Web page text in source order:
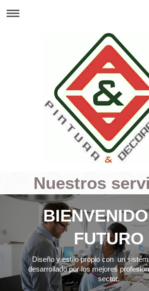
Nuestros
FUTURO
Diseño y estilo propio con un
desarrollado por los mejores
sector.